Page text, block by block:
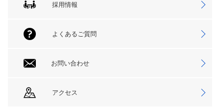
採用情報
よくあるご質問
お問い合わせ
アクセス